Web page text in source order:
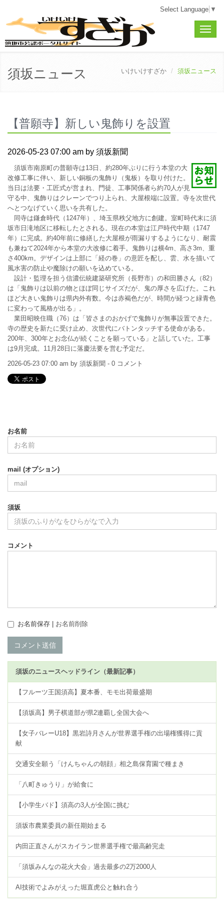
Select Language ▼
Toggle
須坂ニュース いけいけすざか 須坂ニュース
【普願寺】新しい鬼飾りを設置
2026-05-23 07:00 am by 須坂新聞
須坂市南原町の普願寺は13日、約280年ぶりに行う本堂の大
改修工事に伴い、新しい銅板の鬼飾り（鬼板）を取り付けた。
当日は法要・工匠式が営まれ、門徒、工事関係者ら約70人が見
守る中、鬼飾りはクレーンでつり上られ、大屋根端に設置。寺を次世代
へとつなげていく思いを共有した。
同寺は鎌倉時代（1247年）、埼玉県秩父地方に創建。室町時代末に須
坂市日滝地区に移転したとされる。現在の本堂は江戸時代中期（1747
年）に完成。約40年前に修繕した大屋根が雨漏りするようになり、耐震
も兼ねて2024年から本堂の大改修に着手。鬼飾りは横4m、高さ3m、重
さ400km。デザインは上部に「経の巻」の意匠を配し、雲、水を描いて
風水害の防止や魔除けの願いを込めている。
設計・監理を担う信濃伝統建築研究所（長野市）の和田勝さん（82）
は「鬼飾りは以前の物とほぼ同じサイズだが、鬼の厚さを広げた。これ
ほど大きい鬼飾りは県内外有数。今は赤褐色だが、時間が経つと緑青色
に変わって風格が出る」。
業田昭映住職（76）は「皆さまのおかげで鬼飾りが無事設置できた。
寺の歴史を新たに受け止め、次世代にバトンタッチする使命がある。
200年、300年とお念仏が続くことを願っている」と話していた。工事
は9月完成。11月28日に落慶法要を営む予定だ。
2026-05-23 07:00 am by 須坂新聞 - 0 コメント
お名前
mail (オプション)
須坂
コメント
お名前保存 | お名前削除
コメント送信
須坂のニュースヘッドライン（最新記事）
【フルーツ王国須高】夏本番、モモ出荷最盛期
【須坂高】男子棋道部が県2連覇し全国大会へ
【女子バレーU18】黒岩詩月さんが世界選手権の出場権獲得に貢
献
交通安全願う「けんちゃんの朝顔」相之島保育園で種まき
「八町きゅうり」が給食に
【小学生バド】須高の3人が全国に挑む
須坂市農業委員の新任期始まる
内田正直さんがスカイラン世界選手権で最高齢完走
「須坂みんなの花火大会」過去最多の2万2000人
AI技術でよみがえった堀直虎公と触れ合う